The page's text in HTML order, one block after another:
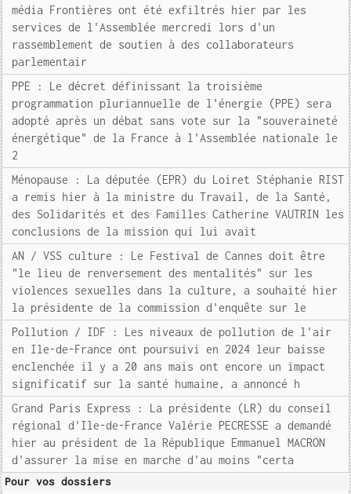
média Frontières ont été exfiltrés hier par les
services de l'Assemblée mercredi lors d'un
rassemblement de soutien à des collaborateurs
parlementair
PPE : Le décret définissant la troisième
programmation pluriannuelle de l'énergie (PPE) sera
adopté après un débat sans vote sur la "souveraineté
énergétique" de la France à l'Assemblée nationale le
2
Ménopause : La députée (EPR) du Loiret Stéphanie RIST
a remis hier à la ministre du Travail, de la Santé,
des Solidarités et des Familles Catherine VAUTRIN les
conclusions de la mission qui lui avait
AN / VSS culture : Le Festival de Cannes doit être
"le lieu de renversement des mentalités" sur les
violences sexuelles dans la culture, a souhaité hier
la présidente de la commission d'enquête sur le
Pollution / IDF : Les niveaux de pollution de l'air
en Ile-de-France ont poursuivi en 2024 leur baisse
enclenchée il y a 20 ans mais ont encore un impact
significatif sur la santé humaine, a annoncé h
Grand Paris Express : La présidente (LR) du conseil
régional d'Ile-de-France Valérie PECRESSE a demandé
hier au président de la République Emmanuel MACRON
d'assurer la mise en marche d'au moins "certa
Pour vos dossiers